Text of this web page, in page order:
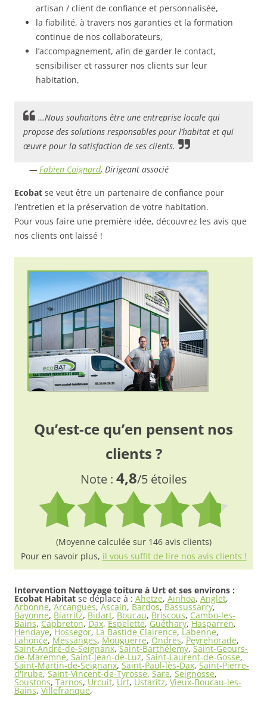
artisan / client de confiance et personnalisée,
la fiabilité, à travers nos garanties et la formation
continue de nos collaborateurs,
l’accompagnement, afin de garder le contact,
sensibiliser et rassurer nos clients sur leur
habitation,
…Nous souhaitons être une entreprise locale qui
propose des solutions responsables pour l’habitat et qui
œuvre pour la satisfaction de ses clients.
— Fabien Coignard, Dirigeant associé
Ecobat se veut être un partenaire de confiance pour
l’entretien et la préservation de votre habitation.
Pour vous faire une première idée, découvrez les avis que
nos clients ont laissé !
Qu’est-ce qu’en pensent nos
clients ?
Note : 4,8/5 étoiles
(Moyenne calculée sur 146 avis clients)
Pour en savoir plus, il vous suffit de lire nos avis clients !
Intervention Nettoyage toiture à Urt et ses environs :
Ecobat Habitat se déplace à : Ahetze, Ainhoa, Anglet,
Arbonne, Arcangues, Ascain, Bardos, Bassussarry,
Bayonne, Biarritz, Bidart, Boucau, Briscous, Cambo-les-
Bains, Capbreton, Dax, Espelette, Guéthary, Hasparren,
Hendaye, Hossegor, La Bastide Clairence, Labenne,
Lahonce, Messanges, Mouguerre, Ondres, Peyrehorade,
Saint-André-de-Seignanx, Saint-Barthélemy, Saint-Geours-
de-Maremne, Saint-Jean-de-Luz, Saint-Laurent-de-Gosse,
Saint-Martin-de-Seignanx, Saint-Paul-lès-Dax, Saint-Pierre-
d'Irube, Saint-Vincent-de-Tyrosse, Sare, Seignosse,
Soustons, Tarnos, Urcuit, Urt, Ustaritz, Vieux-Boucau-les-
Bains, Villefranque,